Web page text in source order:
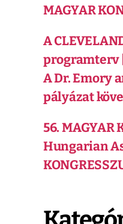
MAGYAR
A
programterv
A Dr. Emory
pályázat
56. MAGYAR
Hungarian